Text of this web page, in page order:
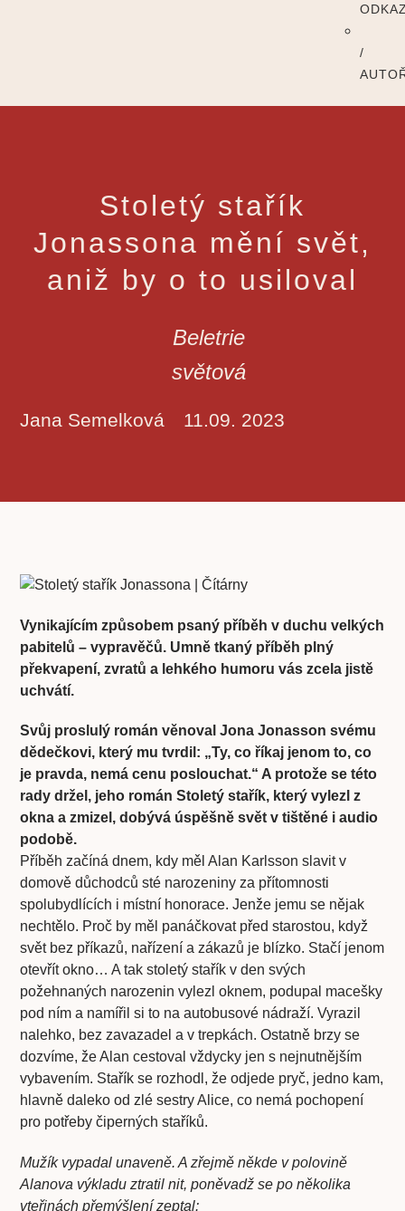
/
Stoletý stařík
Jonassona mění svět,
aniž by o to usiloval
Beletrie
světová
Jana Semelková 11.09. 2023
Vynikajícím způsobem psaný příběh v duchu velkých
pabitelů – vypravěčů. Umně tkaný příběh plný
překvapení, zvratů a lehkého humoru vás zcela jistě
uchvátí.
Svůj proslulý román věnoval Jona Jonasson svému
dědečkovi, který mu tvrdil: „Ty, co říkaj jenom to, co
je pravda, nemá cenu poslouchat.“ A protože se této
rady držel, jeho román Stoletý stařík, který vylezl z
okna a zmizel, dobývá úspěšně svět v tištěné i audio
podobě.
Příběh začíná dnem, kdy měl Alan Karlsson slavit v
domově důchodců sté narozeniny za přítomnosti
spolubydlících i místní honorace. Jenže jemu se nějak
nechtělo. Proč by měl panáčkovat před starostou, když
svět bez příkazů, nařízení a zákazů je blízko. Stačí jenom
otevřít okno… A tak stoletý stařík v den svých
požehnaných narozenin vylezl oknem, podupal macešky
pod ním a namířil si to na autobusové nádraží. Vyrazil
nalehko, bez zavazadel a v trepkách. Ostatně brzy se
dozvíme, že Alan cestoval vždycky jen s nejnutnějším
vybavením. Stařík se rozhodl, že odjede pryč, jedno kam,
hlavně daleko od zlé sestry Alice, co nemá pochopení
pro potřeby čiperných staříků.
Mužík vypadal unaveně. A zřejmě někde v polovině
Alanova výkladu ztratil nit, poněvadž se po několika
vteřinách přemýšlení zeptal: